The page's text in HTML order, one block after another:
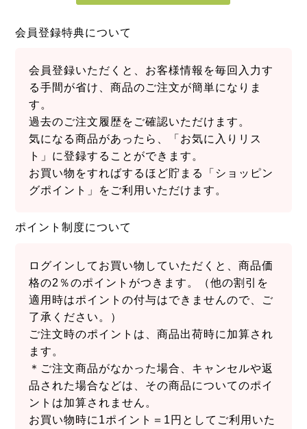
会員登録特典について
会員登録いただくと、お客様情報を毎回入力す
る手間が省け、商品のご注文が簡単になりま
す。
過去のご注文履歴をご確認いただけます。
気になる商品があったら、「お気に入りリス
ト」に登録することができます。
お買い物をすればするほど貯まる「ショッピン
グポイント」をご利用いただけます。
ポイント制度について
ログインしてお買い物していただくと、商品価
格の2％のポイントがつきます。（他の割引を
適用時はポイントの付与はできませんので、ご
了承ください。）
ご注文時のポイントは、商品出荷時に加算され
ます。
＊ご注文商品がなかった場合、キャンセルや返
品された場合などは、その商品についてのポイ
ントは加算されません。
お買い物時に1ポイント＝1円としてご利用いた